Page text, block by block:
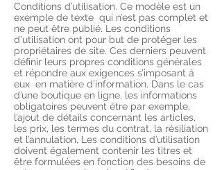
Conditions d’utilisation. Ce modèle est un
exemple de texte qui n’est pas complet et
ne peut être publié. Les conditions
d'utilisation ont pour but de protéger les
propriétaires de site. Ces derniers peuvent
définir leurs propres conditions générales
et répondre aux exigences s’imposant à
eux en matière d’information. Dans le cas
d’une boutique en ligne, les informations
obligatoires peuvent être par exemple,
l’ajout de détails concernant les articles,
les prix, les termes du contrat, la résiliation
et l’annulation, Les conditions d’utilisation
doivent également contenir les titres et
être formulées en fonction des besoins de